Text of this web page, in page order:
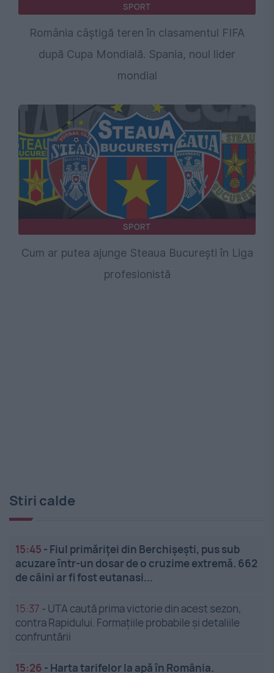
SPORT
România câștigă teren în clasamentul FIFA
după Cupa Mondială. Spania, noul lider
mondial
SPORT
Cum ar putea ajunge Steaua București în Liga
profesionistă
Stiri calde
15:45 - Fiul primăriței din Berchișești, pus sub
acuzare într-un dosar de o cruzime extremă. 662
de câini ar fi fost eutanasi...
15:37 - UTA caută prima victorie din acest sezon,
contra Rapidului. Formațiile probabile și detaliile
confruntării
15:26 - Harta tarifelor la apă în România.